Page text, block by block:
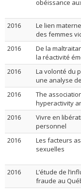
obéissance
2016
Le lien
des femmes
2016
De la
la réactivité
2016
La volonté du
une analyse
2016
The
hyperactivity
2016
Vivre en
personnel
2016
Les facteurs
sexuelles
2016
L’étude de
fraude au